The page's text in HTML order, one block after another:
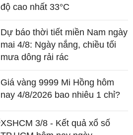
độ cao nhất 33°C
Dự báo thời tiết miền Nam ngày
mai 4/8: Ngày nắng, chiều tối
mưa dông rải rác
Giá vàng 9999 Mi Hồng hôm
nay 4/8/2026 bao nhiêu 1 chỉ?
XSHCM 3/8 - Kết quả xổ số